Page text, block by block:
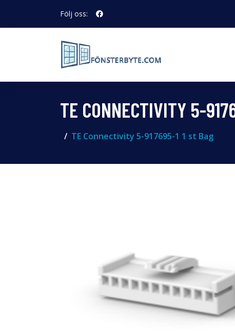
Följ oss:
TE CONNECTIVITY 5-
TE Connectivity 5-917695-1 1 st Bag